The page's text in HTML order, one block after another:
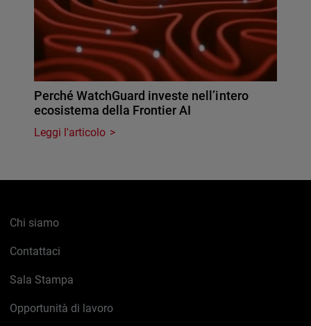
Perché WatchGuard investe nell’intero
ecosistema della Frontier AI
Leggi l'articolo
Chi siamo
Contattaci
Sala Stampa
Opportunità di lavoro